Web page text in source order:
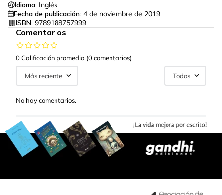
Idioma: Inglés
Fecha de publicación: 4 de noviembre de 2019
ISBN: 9789188757999
Comentarios
0 Calificación promedio (0 comentarios)
Más reciente Todos
No hay comentarios.